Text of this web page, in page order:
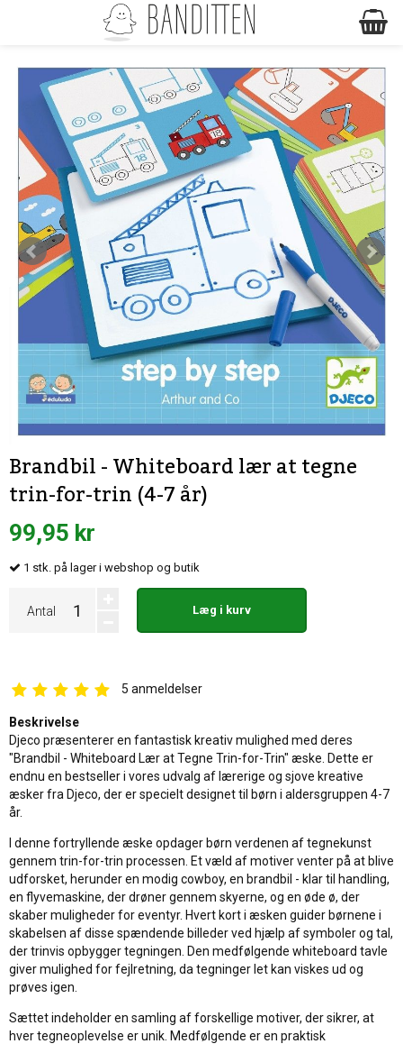
Brandbil - Whiteboard lær at tegne
trin-for-trin (4-7 år)
99,95 kr
1 stk. på lager i webshop og butik
Antal Læg i kurv
5 anmeldelser
Beskrivelse
Djeco præsenterer en fantastisk kreativ mulighed med deres
"Brandbil - Whiteboard Lær at Tegne Trin-for-Trin" æske. Dette er
endnu en bestseller i vores udvalg af lærerige og sjove kreative
æsker fra Djeco, der er specielt designet til børn i aldersgruppen 4-7
år.
I denne fortryllende æske opdager børn verdenen af tegnekunst
gennem trin-for-trin processen. Et væld af motiver venter på at blive
udforsket, herunder en modig cowboy, en brandbil - klar til handling,
en flyvemaskine, der drøner gennem skyerne, og en øde ø, der
skaber muligheder for eventyr. Hvert kort i æsken guider børnene i
skabelsen af disse spændende billeder ved hjælp af symboler og tal,
der trinvis opbygger tegningen. Den medfølgende whiteboard tavle
giver mulighed for fejlretning, da tegninger let kan viskes ud og
prøves igen.
Sættet indeholder en samling af forskellige motiver, der sikrer, at
hver tegneoplevelse er unik. Medfølgende er en praktisk